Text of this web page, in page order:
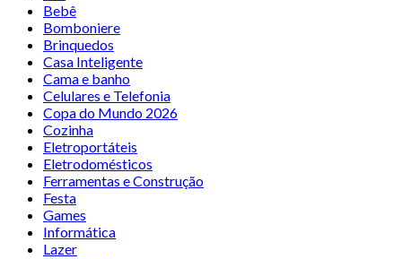
Bebê
Bomboniere
Brinquedos
Casa Inteligente
Cama e banho
Celulares e Telefonia
Copa do Mundo 2026
Cozinha
Eletroportáteis
Eletrodomésticos
Ferramentas e Construção
Festa
Games
Informática
Lazer